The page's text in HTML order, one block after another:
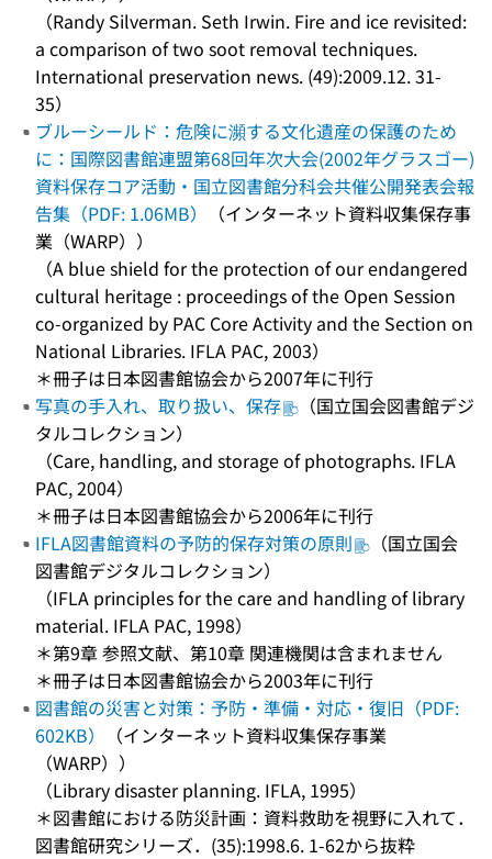
（Randy Silverman. Seth Irwin. Fire and ice revisited:
a comparison of two soot removal techniques.
International preservation news. (49):2009.12. 31-
35）
ブルーシールド：危険に瀕する文化遺産の保護のため
に：国際図書館連盟第68回年次大会(2002年グラスゴー)
資料保存コア活動・国立図書館分科会共催公開発表会報
告集（PDF: 1.06MB）
（インターネット資料収集保存事
業（WARP））
（A blue shield for the protection of our endangered
cultural heritage : proceedings of the Open Session
co-organized by PAC Core Activity and the Section on
National Libraries. IFLA PAC, 2003）
＊冊子は日本図書館協会から2007年に刊行
写真の手入れ、取り扱い、保存
（国立国会図書館デジ
タルコレクション）
（Care, handling, and storage of photographs. IFLA
PAC, 2004）
＊冊子は日本図書館協会から2006年に刊行
IFLA図書館資料の予防的保存対策の原則
（国立国会
図書館デジタルコレクション）
（IFLA principles for the care and handling of library
material. IFLA PAC, 1998）
＊第9章 参照文献、第10章 関連機関は含まれません
＊冊子は日本図書館協会から2003年に刊行
図書館の災害と対策：予防・準備・対応・復旧（PDF:
602KB）
（インターネット資料収集保存事業
（WARP））
（Library disaster planning. IFLA, 1995）
＊図書館における防災計画：資料救助を視野に入れて．
図書館研究シリーズ．(35):1998.6. 1-62から抜粋